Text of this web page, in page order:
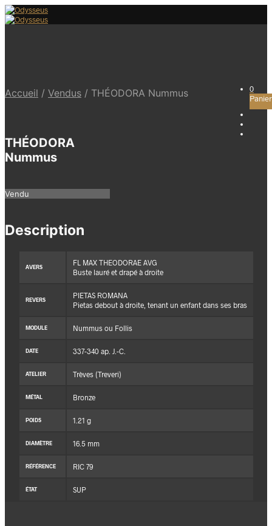
0
Panier
Accueil / Vendus / THÉODORA Nummus
THÉODORA
Nummus
Vendu
Description
AVERS
FL MAX THEODORAE AVG
Buste lauré et drapé à droite
REVERS
PIETAS ROMANA
Pietas debout à droite, tenant un enfant dans ses bras
MODULE Nummus ou Follis
DATE 337-340 ap. J.-C.
ATELIER Trèves (Treveri)
MÉTAL Bronze
POIDS 1.21 g
DIAMÈTRE 16.5 mm
RÉFÉRENCE RIC 79
ÉTAT SUP